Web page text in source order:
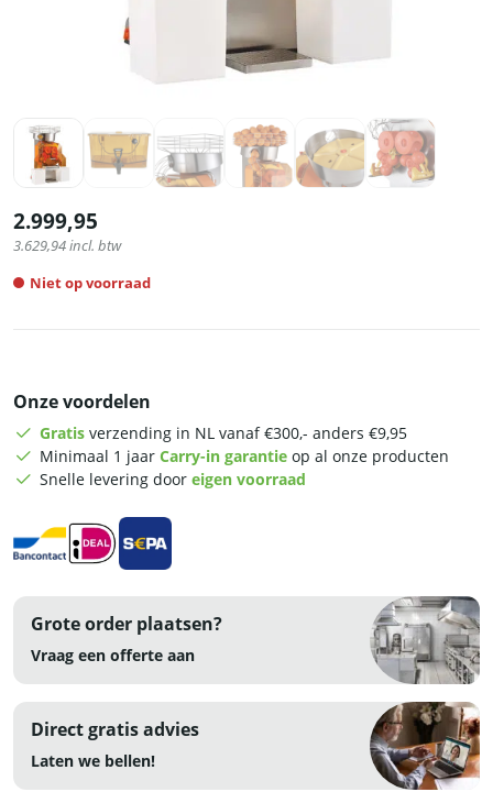
2.999,95
3.629,94incl. btw
Niet op voorraad
Onze voordelen
Gratis verzending in NL vanaf €300,- anders €9,95
Minimaal 1 jaar Carry-in garantie op al onze producten
Snelle levering door eigen voorraad
Grote order plaatsen?
Vraag een offerte aan
Direct gratis advies
Laten we bellen!